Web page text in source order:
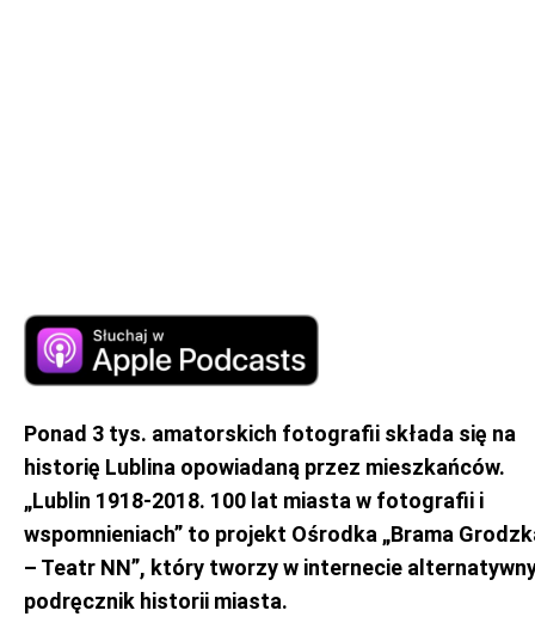
Ponad 3 tys. amatorskich fotografii składa się na
historię Lublina opowiadaną przez mieszkańców.
„Lublin 1918-2018. 100 lat miasta w fotografii i
wspomnieniach” to projekt Ośrodka „Brama
– Teatr NN”, który tworzy w internecie
podręcznik historii miasta.